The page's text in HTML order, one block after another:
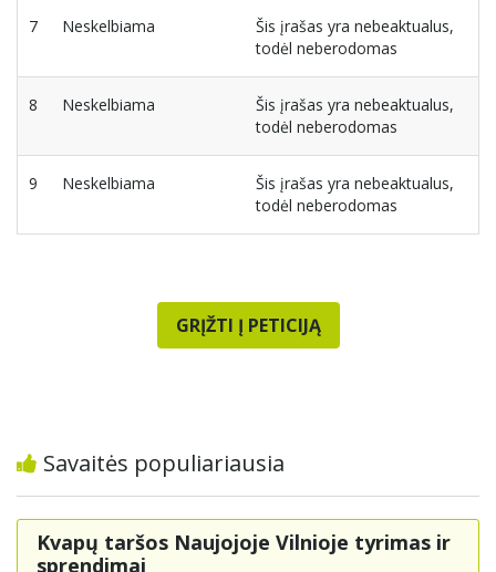
7 Neskelbiama
Šis įrašas yra nebeaktualus,
todėl neberodomas
8 Neskelbiama
Šis įrašas yra nebeaktualus,
todėl neberodomas
9 Neskelbiama
Šis įrašas yra nebeaktualus,
todėl neberodomas
GRĮŽTI Į PETICIJĄ
Savaitės populiariausia
Kvapų taršos Naujojoje Vilnioje tyrimas ir
sprendimai